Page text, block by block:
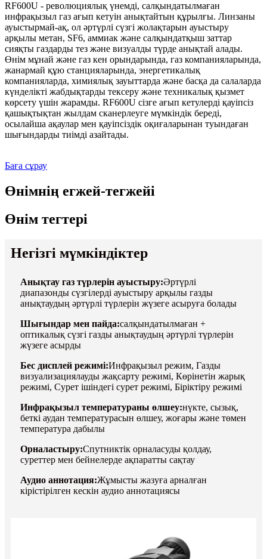
RF600U - революциялық үнемді, салқындатылмаған
инфрақызыл газ ағып кетуін анықтайтын құрылғы. Линзаны
ауыстырмай-ақ, ол әртүрлі сүзгі жолақтарын ауыстыру
арқылы метан, SF6, аммиак және салқындатқыш заттар
сияқты газдарды тез және визуалды түрде анықтай алады.
Өнім мұнай және газ кен орындарында, газ компанияларында,
жанармай құю станцияларында, энергетикалық
компанияларда, химиялық зауыттарда және басқа да салаларда
күнделікті жабдықтарды тексеру және техникалық қызмет
көрсету үшін жарамды. RF600U сізге ағып кетулерді қауіпсіз
қашықтықтан жылдам сканерлеуге мүмкіндік береді,
осылайша ақаулар мен қауіпсіздік оқиғаларынан туындаған
шығындарды тиімді азайтады.
Баға сұрау
Өнімнің егжей-тегжейі
Өнім тегтері
Негізгі мүмкіндіктер
Анықтау газ түрлерін ауыстыру:Әртүрлі
диапазонды сүзгілерді ауыстыру арқылы газды
анықтаудың әртүрлі түрлерін жүзеге асыруға болады
Шығындар мен пайда:салқындатылмаған +
оптикалық сүзгі газды анықтаудың әртүрлі түрлерін
жүзеге асырды
Бес дисплей режимі:Инфрақызыл режим, Газды
визуализациялауды жақсарту режимі, Көрінетін жарық
режимі, Сурет ішіндегі сурет режимі, Біріктіру режимі
Инфрақызыл температураны өлшеу:нүкте, сызық,
беткі аудан температурасын өлшеу, жоғары және төмен
температура дабылы
Орналастыру:Спутниктік орналасуды қолдау,
суреттер мен бейнелерде ақпаратты сақтау
Аудио аннотация:Жұмысты жазуға арналған
кірістірілген кескін аудио аннотациясы